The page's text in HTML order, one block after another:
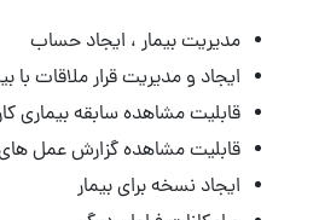
مدیریت بیمار ، ایجاد حساب
ایجاد و مدیریت قرار ملاقات با
قابلیت مشاهده سابقه بیماری
قابلیت مشاهده گزارش عمل
ایجاد نسخه برای بیمار